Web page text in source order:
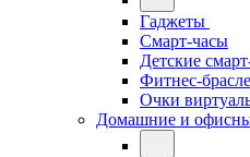
Гаджеты
Смарт-часы
Детские
Фитнес-
Очки
Домашние и